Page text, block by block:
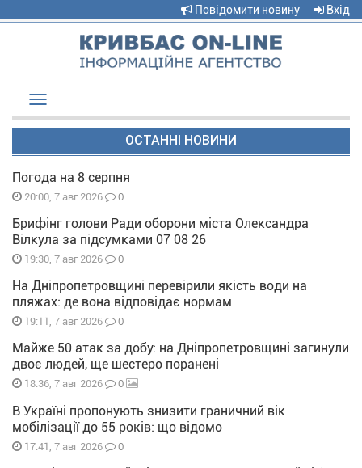
Повідомити новину Вхід
navigation
ОСТАННІ НОВИНИ
Погода на 8 серпня
20:00, 7 авг 2026 0
Брифінг голови Ради оборони міста Олександра
Вілкула за підсумками 07 08 26
19:30, 7 авг 2026 0
На Дніпропетровщині перевірили якість води на
пляжах: де вона відповідає нормам
19:11, 7 авг 2026 0
Майже 50 атак за добу: на Дніпропетровщині загинули
двоє людей, ще шестеро поранені
18:36, 7 авг 2026 0
В Україні пропонують знизити граничний вік
мобілізації до 55 років: що відомо
17:41, 7 авг 2026 0